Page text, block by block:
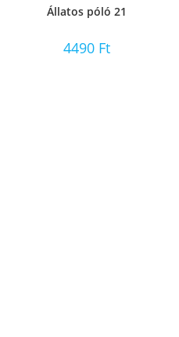
Állatos póló 21
4490 Ft